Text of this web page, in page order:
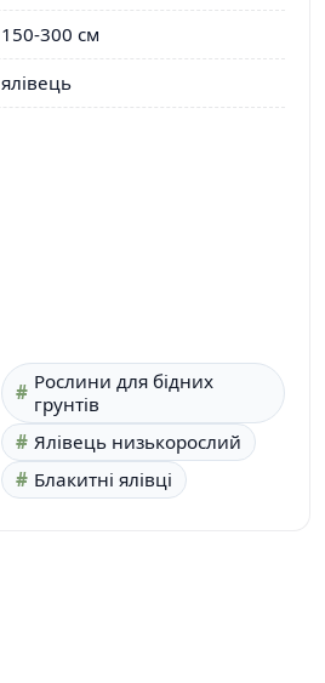
150-300 см
ялівець
Рослини для бідних
грунтів
Ялівець низькорослий
Блакитні ялівці